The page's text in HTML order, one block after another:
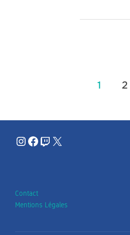
publications
1 2
Instagram
Facebook
Twitch
X
Contact
Mentions Légales